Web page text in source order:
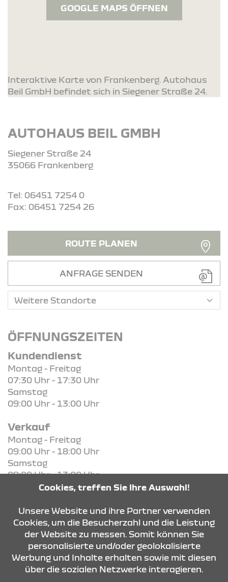
GOOGLE MAPS ÖFFNEN
Interaktive Karte von Frankenberg. Autohaus
Beil GmbH befindet sich in Siegener Straße 24.
AUTOHAUS BEIL GMBH
Siegener Straße 24
35066 Frankenberg
Tel: 06451 7254 0
Fax: 06451 7254 26
ROUTE PLANEN
ANFRAGE SENDEN
ÖFFNUNGSZEITEN
Kundendienst
Montag - Freitag
07:30 Uhr - 17:30 Uhr
Samstag
09:00 Uhr - 13:00 Uhr
Verkauf
Montag - Freitag
09:00 Uhr - 18:00 Uhr
Samstag
09:00 Uhr - 13:00 Uhr
KONTAKT & ANFAHRT
ÖFFNUNGSZEITEN
Cookies, treffen Sie Ihre Auswahl!
Unsere Website und ihre Partner verwenden
Cookies, um die Besucherzahl und die Leistung
der Website zu messen. Somit können Sie
personalisierte und/oder geolokalisierte
Werbung und Inhalte erhalten sowie mit diesen
über die sozialen Netzwerke interagieren.